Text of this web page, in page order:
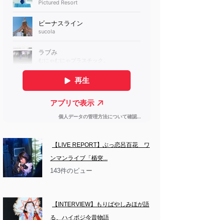
【LIVE REPORT】ぶっ恋呂百花　ワ
ンマンライブ「楯突...
143件のビュー
【INTERVIEW】もりばやしみほが語
る、ハイポジ今昔物語